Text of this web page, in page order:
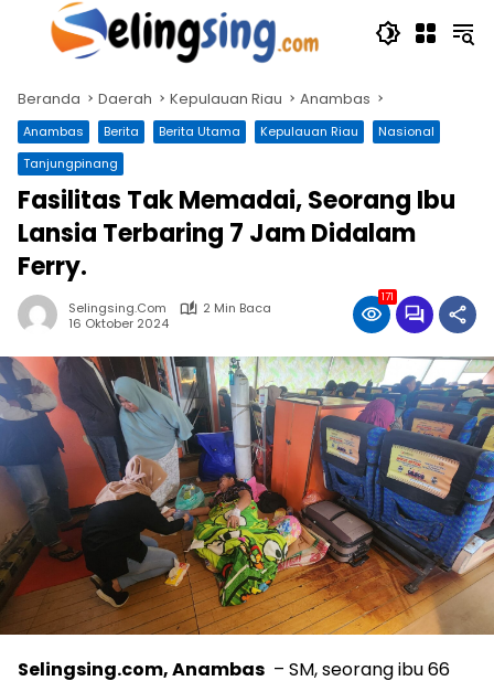
Langsung
Beranda Daerah Kepulauan Riau Anambas
Anambas Berita Berita Utama Kepulauan Riau
Nasional
Tanjungpinang
Fasilitas Tak Memadai, Seorang Ibu
Lansia Terbaring 7 Jam Didalam
Ferry.
Selingsing.com
2 Min Baca
16 Oktober 2024
171
Selingsing.com, Anambas – SM, seorang ibu 66